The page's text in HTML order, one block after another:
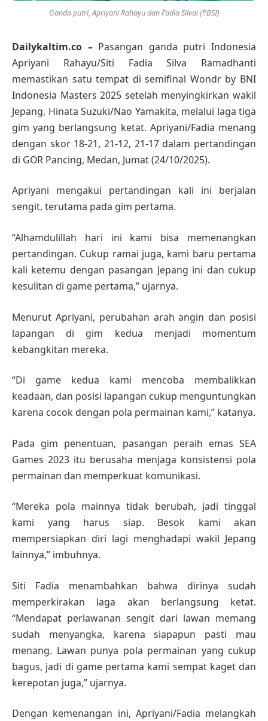
Ganda putri, Apriyani Rahayu dan Fadia Silvai (PBSI)
Dailykaltim.co – Pasangan ganda putri Indonesia
Apriyani Rahayu/Siti Fadia Silva Ramadhanti
memastikan satu tempat di semifinal Wondr by BNI
Indonesia Masters 2025 setelah menyingkirkan wakil
Jepang, Hinata Suzuki/Nao Yamakita, melalui laga tiga
gim yang berlangsung ketat. Apriyani/Fadia menang
dengan skor 18-21, 21-12, 21-17 dalam pertandingan
di GOR Pancing, Medan, Jumat (24/10/2025).
Apriyani mengakui pertandingan kali ini berjalan
sengit, terutama pada gim pertama.
“Alhamdulillah hari ini kami bisa memenangkan
pertandingan. Cukup ramai juga, kami baru pertama
kali ketemu dengan pasangan Jepang ini dan cukup
kesulitan di game pertama,” ujarnya.
Menurut Apriyani, perubahan arah angin dan posisi
lapangan di gim kedua menjadi momentum
kebangkitan mereka.
“Di game kedua kami mencoba membalikkan
keadaan, dan posisi lapangan cukup menguntungkan
karena cocok dengan pola permainan kami,” katanya.
Pada gim penentuan, pasangan peraih emas SEA
Games 2023 itu berusaha menjaga konsistensi pola
permainan dan memperkuat komunikasi.
“Mereka pola mainnya tidak berubah, jadi tinggal
kami yang harus siap. Besok kami akan
mempersiapkan diri lagi menghadapi wakil Jepang
lainnya,” imbuhnya.
Siti Fadia menambahkan bahwa dirinya sudah
memperkirakan laga akan berlangsung ketat.
“Mendapat perlawanan sengit dari lawan memang
sudah menyangka, karena siapapun pasti mau
menang. Lawan punya pola permainan yang cukup
bagus, jadi di game pertama kami sempat kaget dan
kerepotan juga,” ujarnya.
Dengan kemenangan ini, Apriyani/Fadia melangkah